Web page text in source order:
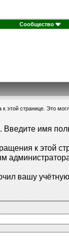
Сообщество
странице. Это
имя
к этой
вашу